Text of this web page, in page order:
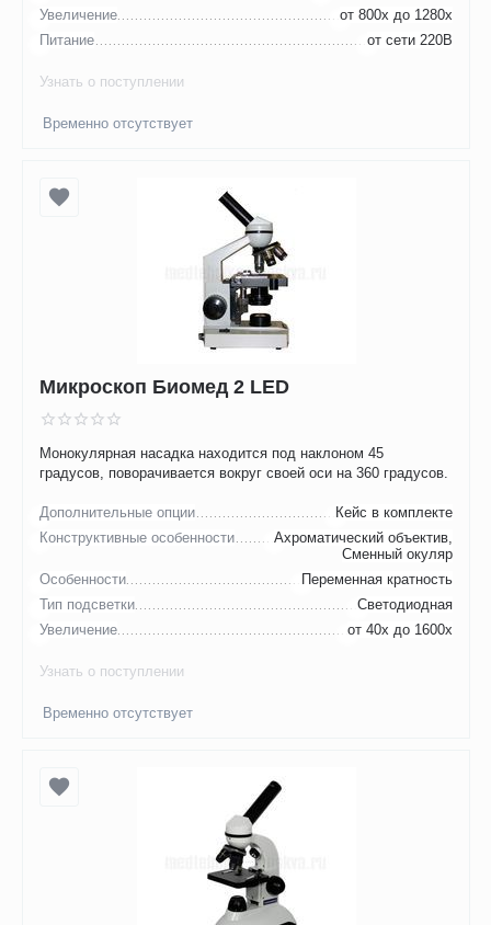
Увеличение
от 800х до 1280х
Питание
от сети 220В
Узнать о поступлении
Временно отсутствует
Микроскоп Биомед 2 LED
Монокулярная насадка находится под наклоном 45
градусов, поворачивается вокруг своей оси на 360 градусов.
Дополнительные опции
Кейс в комплекте
Конструктивные особенности
Ахроматический объектив,
Сменный окуляр
Особенности
Переменная кратность
Тип подсветки
Светодиодная
Увеличение
от 40х до 1600х
Узнать о поступлении
Временно отсутствует